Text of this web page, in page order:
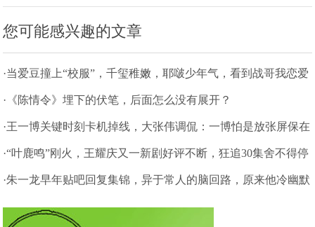
您可能感兴趣的文章
·当爱豆撞上“校服”，千玺稚嫩，耶啵少年气，看到战哥我恋爱
了
·《陈情令》埋下的伏笔，后面怎么没有展开？
·王一博关键时刻卡机掉线，大张伟调侃：一博怕是放张屏保在
镜头前
·“叶鹿鸣”刚火，王耀庆又一新剧好评不断，狂追30集舍不得停
住啦
·朱一龙早年贴吧回复集锦，异于常人的脑回路，原来他冷幽默
很多年